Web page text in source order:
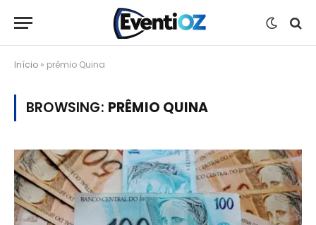
Início » prêmio Quina
BROWSING: PRÊMIO QUINA